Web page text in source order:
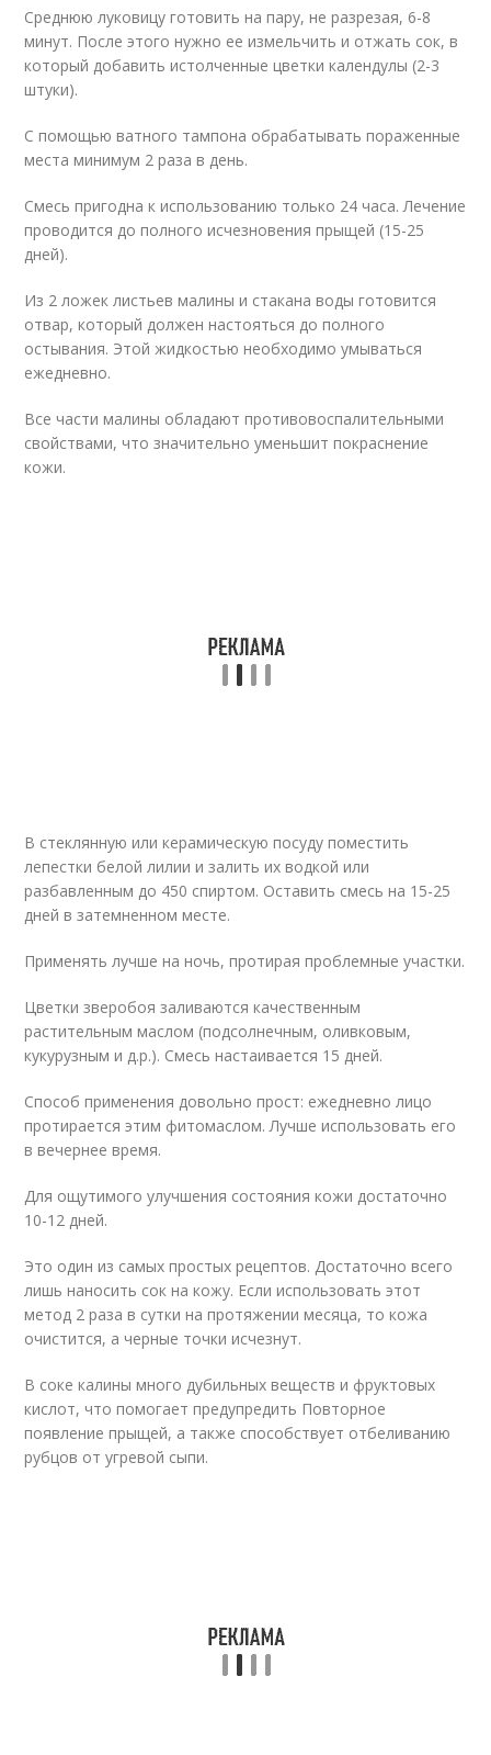
Среднюю луковицу готовить на пару, не разрезая, 6-8
минут. После этого нужно ее измельчить и отжать сок, в
который добавить истолченные цветки календулы (2-3
штуки).
С помощью ватного тампона обрабатывать пораженные
места минимум 2 раза в день.
Смесь пригодна к использованию только 24 часа. Лечение
проводится до полного исчезновения прыщей (15-25
дней).
Из 2 ложек листьев малины и стакана воды готовится
отвар, который должен настояться до полного
остывания. Этой жидкостью необходимо умываться
ежедневно.
Все части малины обладают противовоспалительными
свойствами, что значительно уменьшит покраснение
кожи.
В стеклянную или керамическую посуду поместить
лепестки белой лилии и залить их водкой или
разбавленным до 450 спиртом. Оставить смесь на 15-25
дней в затемненном месте.
Применять лучше на ночь, протирая проблемные участки.
Цветки зверобоя заливаются качественным
растительным маслом (подсолнечным, оливковым,
кукурузным и д.р.). Смесь настаивается 15 дней.
Способ применения довольно прост: ежедневно лицо
протирается этим фитомаслом. Лучше использовать его
в вечернее время.
Для ощутимого улучшения состояния кожи достаточно
10-12 дней.
Это один из самых простых рецептов. Достаточно всего
лишь наносить сок на кожу. Если использовать этот
метод 2 раза в сутки на протяжении месяца, то кожа
очистится, а черные точки исчезнут.
В соке калины много дубильных веществ и фруктовых
кислот, что помогает предупредить Повторное
появление прыщей, а также способствует отбеливанию
рубцов от угревой сыпи.